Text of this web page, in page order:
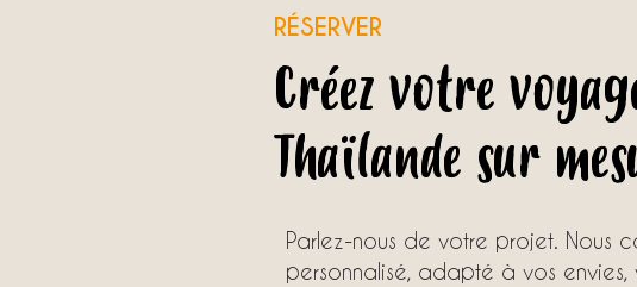
RÉSERVER
Créez votre
Thaïlande sur
Parlez-nous de votre projet. Nous
personnalisé, adapté à vos envies,